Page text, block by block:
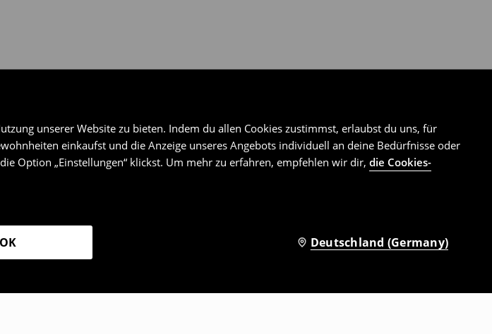
unserer Website zu bieten. Indem du allen Cookies zustimmst, erlaubst du uns, für
einkaufst und die Anzeige unseres Angebots individuell an deine Bedürfnisse oder
Option „Einstellungen“ klickst. Um mehr zu erfahren, empfehlen wir dir, die Cookies-
OK Deutschland (Germany)